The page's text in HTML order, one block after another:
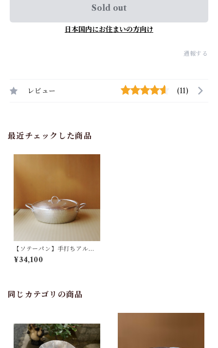
Sold out
日本国内にお住まいの方向け
通報する
レビュー (11)
最近チェックした商品
【ソテーパン】手打ちアルミ
製
¥34,100
同じカテゴリの商品